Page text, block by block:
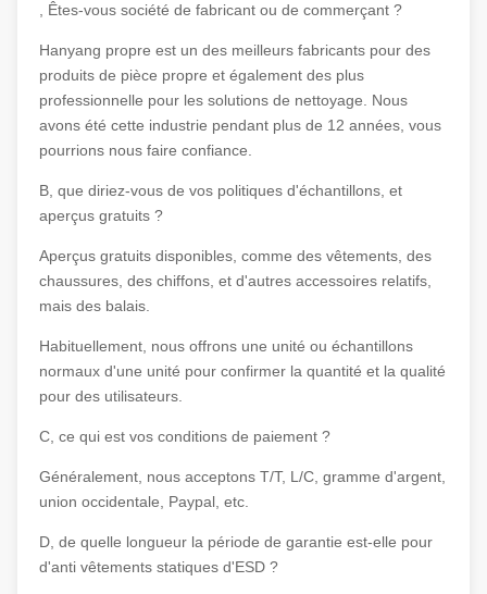
, Êtes-vous société de fabricant ou de commerçant ?
Hanyang propre est un des meilleurs fabricants pour des
produits de pièce propre et également des plus
professionnelle pour les solutions de nettoyage. Nous
avons été cette industrie pendant plus de 12 années, vous
pourrions nous faire confiance.
B, que diriez-vous de vos politiques d'échantillons, et
aperçus gratuits ?
Aperçus gratuits disponibles, comme des vêtements, des
chaussures, des chiffons, et d'autres accessoires relatifs,
mais des balais.
Habituellement, nous offrons une unité ou échantillons
normaux d'une unité pour confirmer la quantité et la qualité
pour des utilisateurs.
C, ce qui est vos conditions de paiement ?
Généralement, nous acceptons T/T, L/C, gramme d'argent,
union occidentale, Paypal, etc.
D, de quelle longueur la période de garantie est-elle pour
d'anti vêtements statiques d'ESD ?